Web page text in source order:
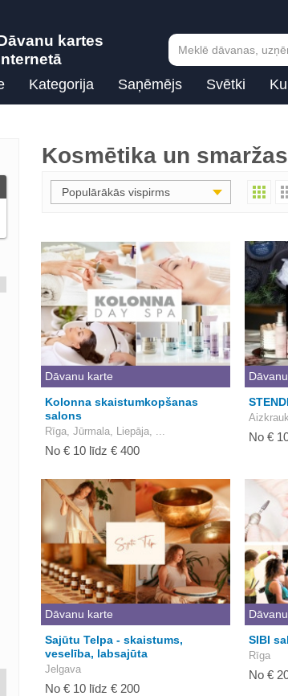
kartes
Kategorija Saņēmējs Svētki
Kosmētika un
Populārākās vispirms
Dāvanu karte
Kolonna skaistumkopšanas
salons
Rīga, Jūrmala, Liepāja, ...
No € 10 līdz € 400
No €
Dāvanu karte
Sajūtu Telpa - skaistums,
veselība, labsajūta
Jelgava
No € 10 līdz € 200
SIBI
Rīga
No €